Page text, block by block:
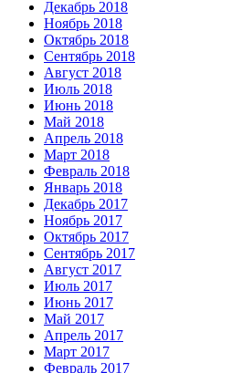
Декабрь 2018
Ноябрь 2018
Октябрь 2018
Сентябрь 2018
Август 2018
Июль 2018
Июнь 2018
Май 2018
Апрель 2018
Март 2018
Февраль 2018
Январь 2018
Декабрь 2017
Ноябрь 2017
Октябрь 2017
Сентябрь 2017
Август 2017
Июль 2017
Июнь 2017
Май 2017
Апрель 2017
Март 2017
Февраль 2017